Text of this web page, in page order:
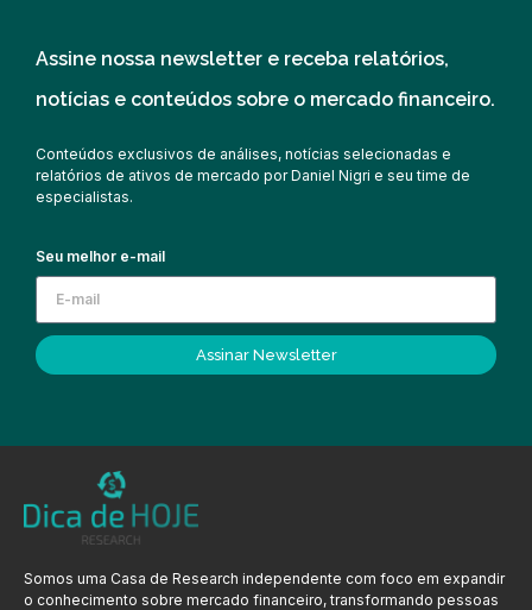
Assine nossa newsletter e receba relatórios,
notícias e conteúdos sobre o mercado financeiro.
Conteúdos exclusivos de análises, notícias selecionadas e
relatórios de ativos de mercado por Daniel Nigri e seu time de
especialistas.
Seu melhor e-mail
Assinar Newsletter
Somos uma Casa de Research independente com foco em expandir
o conhecimento sobre mercado financeiro, transformando pessoas